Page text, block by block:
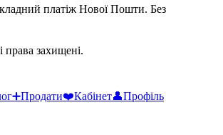
платіж Нової Пошти. Без
права захищені.
➕Продати❤️Кабінет👤Профіль